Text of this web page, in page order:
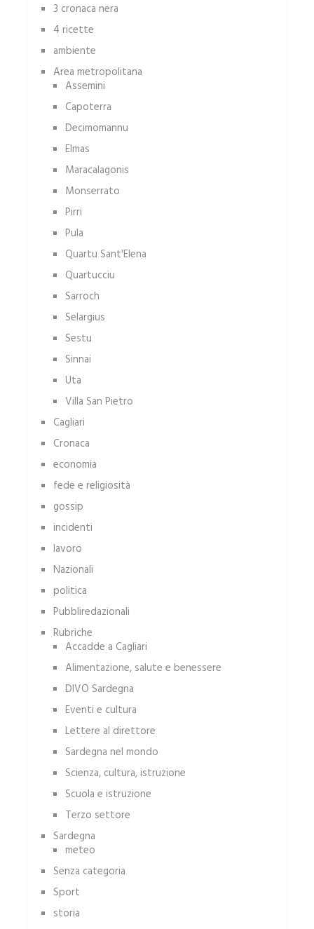
3 cronaca nera
4 ricette
ambiente
Area metropolitana
Assemini
Capoterra
Decimomannu
Elmas
Maracalagonis
Monserrato
Pirri
Pula
Quartu Sant'Elena
Quartucciu
Sarroch
Selargius
Sestu
Sinnai
Uta
Villa San Pietro
Cagliari
Cronaca
economia
fede e religiosità
gossip
incidenti
lavoro
Nazionali
politica
Pubbliredazionali
Rubriche
Accadde a Cagliari
Alimentazione, salute e benessere
DIVO Sardegna
Eventi e cultura
Lettere al direttore
Sardegna nel mondo
Scienza, cultura, istruzione
Scuola e istruzione
Terzo settore
Sardegna
meteo
Senza categoria
Sport
storia